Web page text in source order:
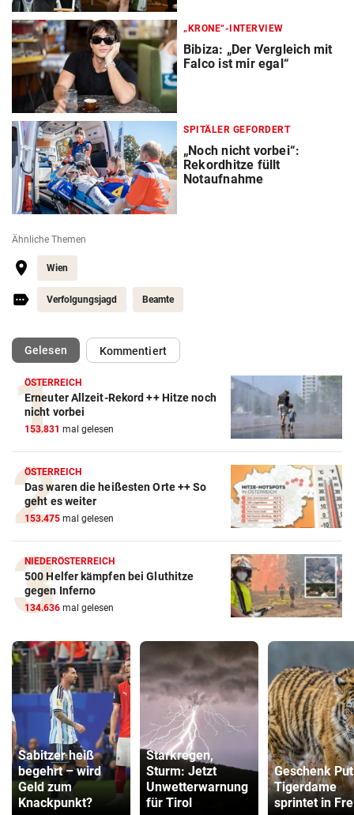
„KRONE“-INTERVIEW
Bibiza: „Der Vergleich mit
Falco ist mir egal“
SPITÄLER GEFORDERT
„Noch nicht vorbei“:
Rekordhitze füllt
Notaufnahme
Ähnliche Themen
Wien
Verfolgungsjagd Beamte
Gelesen(ausgewählt)Kommentiert
ÖSTERREICH
Erneuter Allzeit-Rekord ++ Hitze noch
nicht vorbei
153.831 mal gelesen
ÖSTERREICH
Das waren die heißesten Orte ++ So
geht es weiter
153.475 mal gelesen
NIEDERÖSTERREICH
500 Helfer kämpfen bei Gluthitze
gegen Inferno
134.636 mal gelesen
Sabitzer heiß
begehrt – wird
Geld zum
Knackpunkt?
Starkregen,
Sturm: Jetzt
Unwetterwarnung
für Tirol
Geschenk
Tigerdame
sprintet in